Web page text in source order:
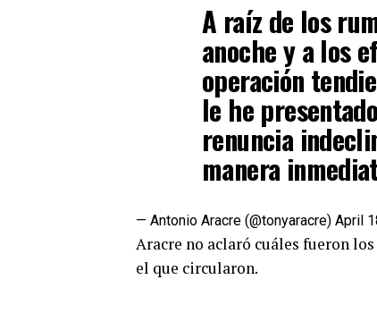
A raíz de los
anoche y a los
operación
le he
renuncia
manera
— Antonio Aracre (@tonyaracre) April
Aracre no aclaró cuáles fueron
el que circularon.